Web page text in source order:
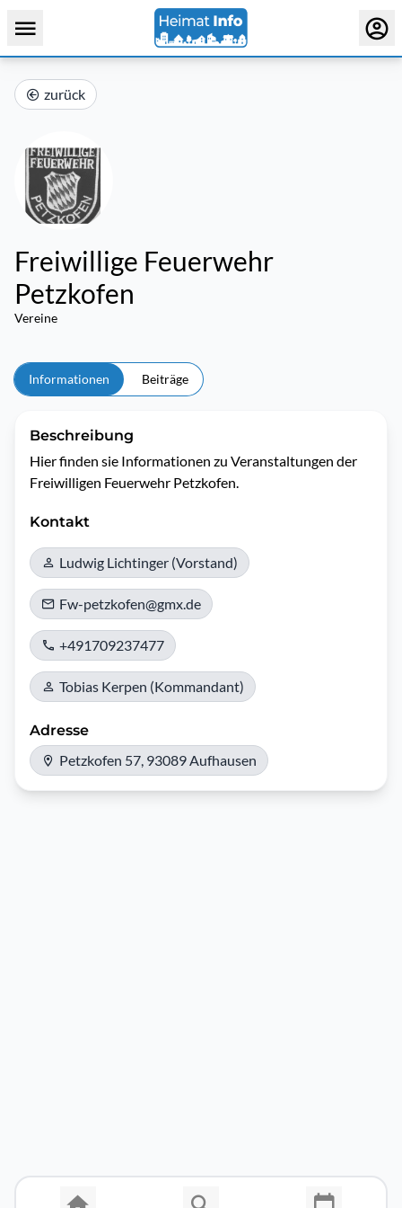
zurück
Freiwillige Feuerwehr
Petzkofen
Vereine
Informationen Beiträge
Beschreibung
Hier finden sie Informationen zu Veranstaltungen der
Freiwilligen Feuerwehr Petzkofen.
Kontakt
Ludwig Lichtinger (Vorstand)
Fw-petzkofen@gmx.de
+491709237477
Tobias Kerpen (Kommandant)
Adresse
Petzkofen 57, 93089 Aufhausen